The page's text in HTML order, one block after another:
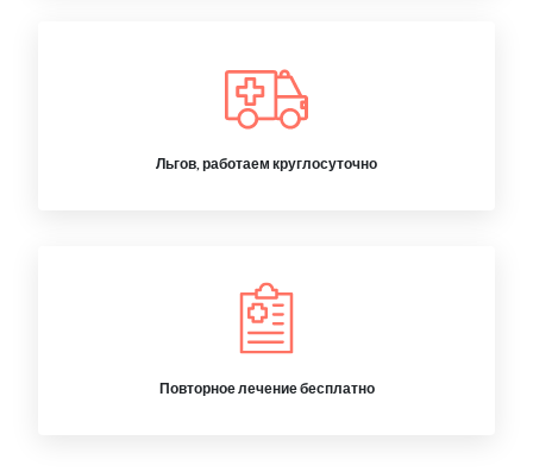
Льгов, работаем круглосуточно
Повторное лечение бесплатно